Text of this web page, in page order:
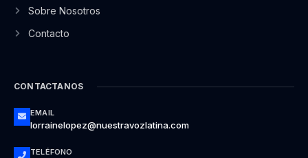
Sobre Nosotros
Contacto
CONTACTANOS
EMAIL
lorrainelopez@nuestravozlatina.com
TELÉFONO